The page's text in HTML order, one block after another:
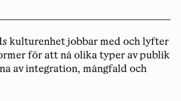
kulturenhet jobbar med och lyfter
för att nå olika typer av publik
av integration, mångfald och